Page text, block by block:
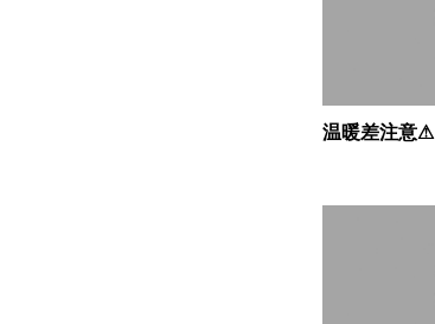
温暖差注意⚠